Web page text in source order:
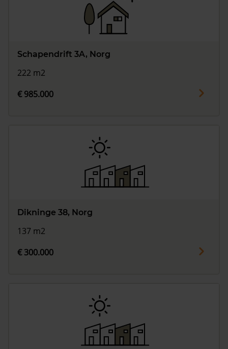
Schapendrift 3A, Norg
222 m2
€ 985.000
Dikninge 38, Norg
137 m2
€ 300.000